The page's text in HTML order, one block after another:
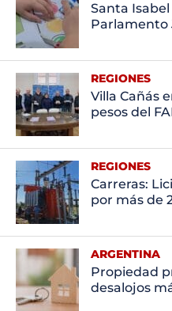
Santa
Parlamento
REGIONES
Villa Cañás
pesos del
REGIONES
Carreras:
por más de
ARGENTINA
Propiedad
desalojos